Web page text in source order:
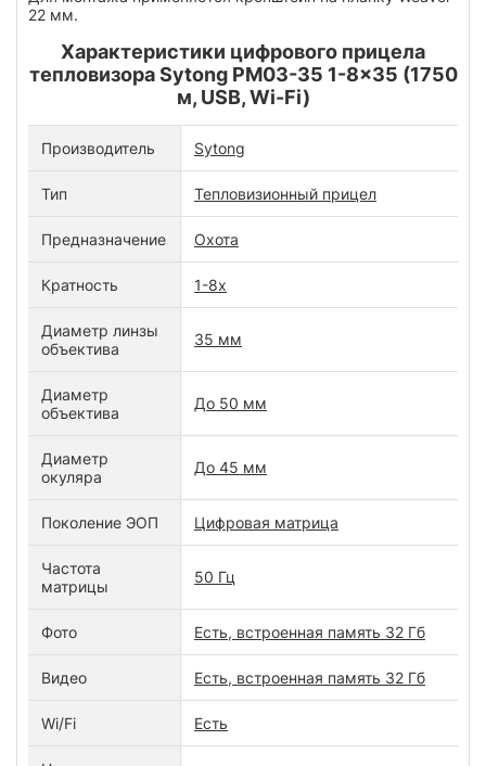
22 мм.
Характеристики цифрового прицела
тепловизора Sytong PM03-35 1-8x35 (1750
м, USB, Wi-Fi)
Производитель Sytong
Тип Тепловизионный прицел
Предназначение Охота
Кратность 1-8x
Диаметр линзы
объектива
35 мм
Диаметр
объектива
До 50 мм
Диаметр
окуляра
До 45 мм
Поколение ЭОП Цифровая матрица
Частота
матрицы
50 Гц
Фото Есть, встроенная память 32 Гб
Видео Есть, встроенная память 32 Гб
Wi/Fi Есть